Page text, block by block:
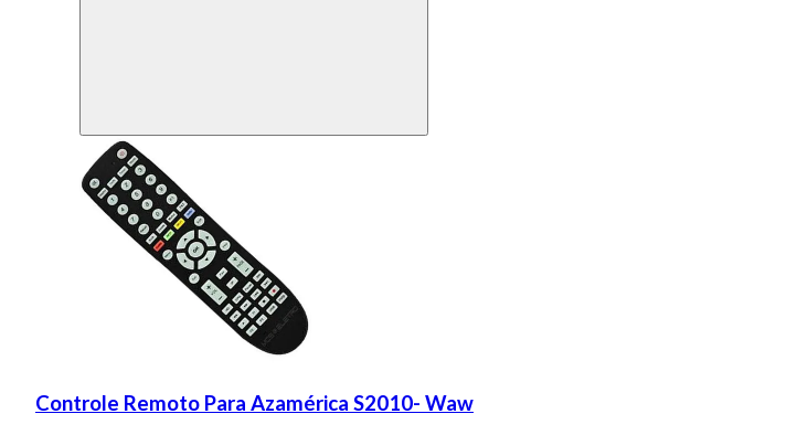
Controle Remoto Para Azamérica S2010- Waw